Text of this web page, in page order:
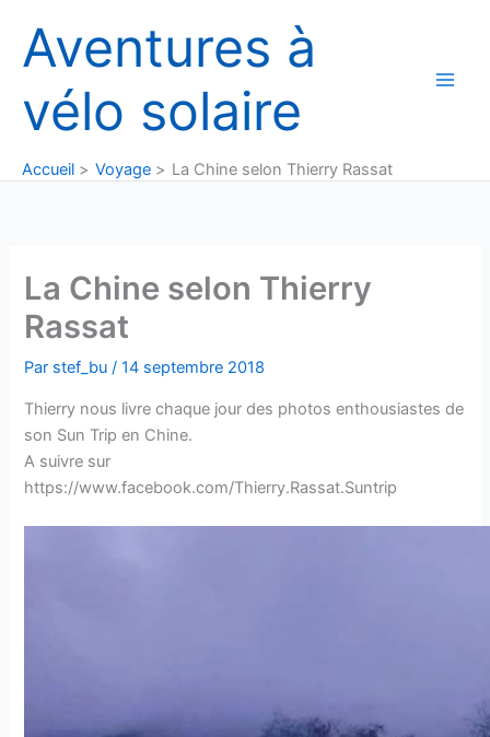
contenu
Aventures à
vélo solaire
Accueil Voyage La Chine selon Thierry Rassat
La Chine selon Thierry
Rassat
Par stef_bu/14 septembre 2018
Thierry nous livre chaque jour des photos enthousiastes de
son Sun Trip en Chine.
A suivre sur
https://www.facebook.com/Thierry.Rassat.Suntrip